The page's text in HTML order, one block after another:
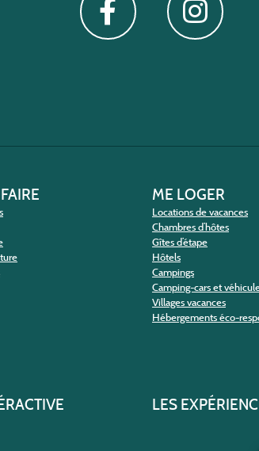
ME LOGER
Locations de vacances
Chambres d’hôtes
Gîtes d’étape
Hôtels
Campings
Camping-cars et
Villages vacances
Hébergements éco-
LES